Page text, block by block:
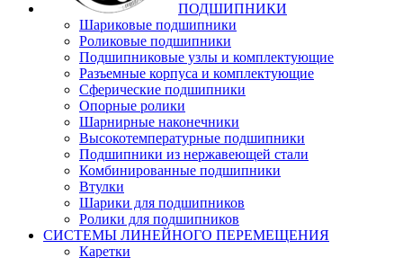
ПОДШИПНИКИ
Шариковые подшипники
Роликовые подшипники
Подшипниковые узлы и комплектующие
Разъемные корпуса и комплектующие
Сферические подшипники
Опорные ролики
Шарнирные наконечники
Высокотемпературные подшипники
Подшипники из нержавеющей стали
Комбинированные подшипники
Втулки
Шарики для подшипников
Ролики для подшипников
СИСТЕМЫ ЛИНЕЙНОГО ПЕРЕМЕЩЕНИЯ
Каретки